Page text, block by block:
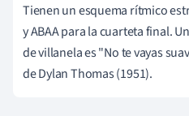
Tienen un esquema rítmico
y ABAA para la cuarteta final.
de villanela es "No te vayas
de Dylan Thomas (1951).